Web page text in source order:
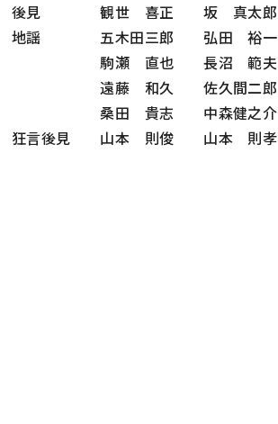
後見 観世 喜正 坂 真太郎
地謡 五木田三郎 弘田 裕一
駒瀬 直也 長沼 範夫
遠藤 和久 佐久間二郎
桑田 貴志 中森健之介
狂言後見 山本 則俊 山本 則孝